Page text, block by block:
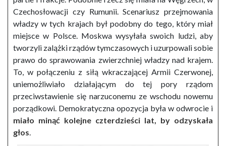
Czechosłowacji czy Rumunii. Scenariusz przejmowania
władzy w tych krajach był podobny do tego, który miał
miejsce w Polsce. Moskwa wysyłała swoich ludzi, aby
tworzyli zalążki rządów tymczasowych i uzurpowali sobie
prawo do sprawowania zwierzchniej władzy nad krajem.
To, w połączeniu z siłą wkraczającej Armii Czerwonej,
uniemożliwiało działającym do tej pory rządom
przeciwstawienie się narzuconemu ze wschodu nowemu
porządkowi. Demokratyczna opozycja była w odwrocie i
miało minąć kolejne czterdzieści lat, by odzyskała
głos.